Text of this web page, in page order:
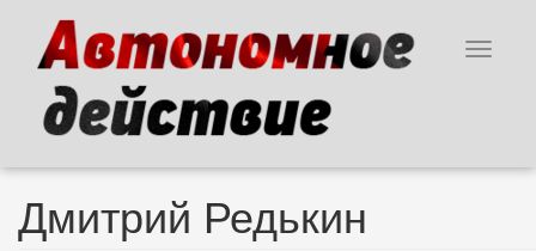
основному
содержанию
Toggle
Дмитрий Редькин